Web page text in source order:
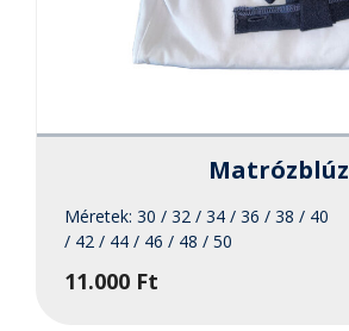
Matrózblúz
Méretek: 30 / 32 / 34 / 36 / 38 / 40
/ 42 / 44 / 46 / 48 / 50
11.000 Ft